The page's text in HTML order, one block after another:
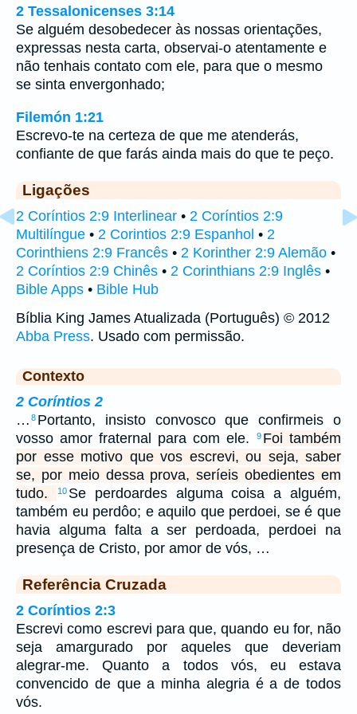
2 Tessalonicenses 3:14
Se alguém desobedecer às nossas orientações,
expressas nesta carta, observai-o atentamente e
não tenhais contato com ele, para que o mesmo
se sinta envergonhado;
Filemón 1:21
Escrevo-te na certeza de que me atenderás,
confiante de que farás ainda mais do que te peço.
Ligações
2 Coríntios 2:9 Interlinear • 2 Coríntios 2:9
Multilíngue • 2 Corintios 2:9 Espanhol • 2
Corinthiens 2:9 Francês • 2 Korinther 2:9 Alemão •
2 Coríntios 2:9 Chinês • 2 Corinthians 2:9 Inglês •
Bible Apps • Bible Hub
Bíblia King James Atualizada (Português) © 2012
Abba Press. Usado com permissão.
Contexto
2 Coríntios 2
… 8 Portanto, insisto convosco que confirmeis o
vosso amor fraternal para com ele.
9 Foi também
por esse motivo que vos escrevi, ou seja, saber
se, por meio dessa prova, seríeis obedientes em
tudo.
10 Se perdoardes alguma coisa a alguém,
também eu perdôo; e aquilo que perdoei, se é que
havia alguma falta a ser perdoada, perdoei na
presença de Cristo, por amor de vós, …
Referência Cruzada
2 Coríntios 2:3
Escrevi como escrevi para que, quando eu for, não
seja amargurado por aqueles que deveriam
alegrar-me. Quanto a todos vós, eu estava
convencido de que a minha alegria é a de todos
vós.